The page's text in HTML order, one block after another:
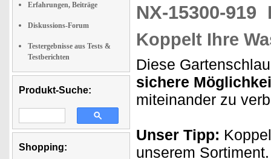
Erfahrungen, Beiträge
Diskussions-Forum
Testergebnisse aus Tests &
Testberichten
Produkt-Suche:
Shopping:
NX-15300-919
Koppelt Ihre
Diese
sichere
miteinander zu
Unser Tipp:
unserem